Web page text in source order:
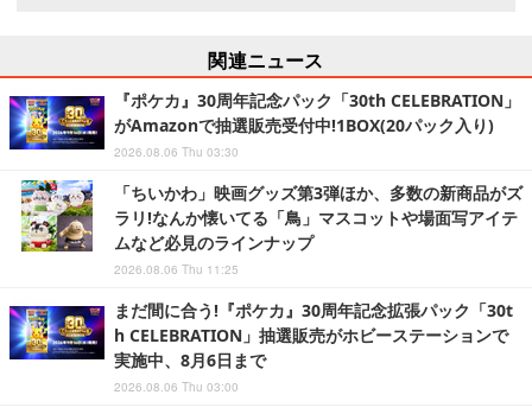
関連ニュース
『ポケカ』30周年記念パック「30th CELEBRATION」
がAmazonで抽選販売受付中!1BOX(20パック入り)
2026.08.06 Thu 03:30
「ちいかわ」映画グッズ第3弾ほか、多数の新商品がズ
ラリ!なんか懐いてる「鳥」マスコットや場面写アイテ
ムなど必見のラインナップ
2026.08.06 Thu 11:25
まだ間に合う!『ポケカ』30周年記念拡張パック「30t
h CELEBRATION」抽選販売がホビーステーションで
実施中、8月6日まで
2026.08.06 Thu 03:00